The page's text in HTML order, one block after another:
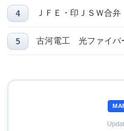
ＪＦＥ・印ＪＳＷ合
古河電工 光ファイバ